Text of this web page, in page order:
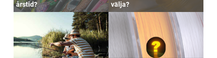
årstid?
välja?